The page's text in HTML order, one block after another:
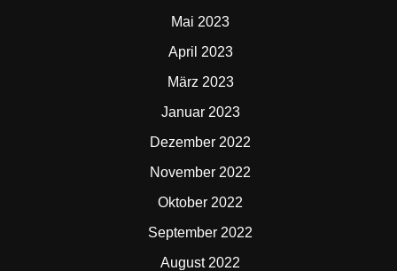
Mai 2023
April 2023
März 2023
Januar 2023
Dezember 2022
November 2022
Oktober 2022
September 2022
August 2022